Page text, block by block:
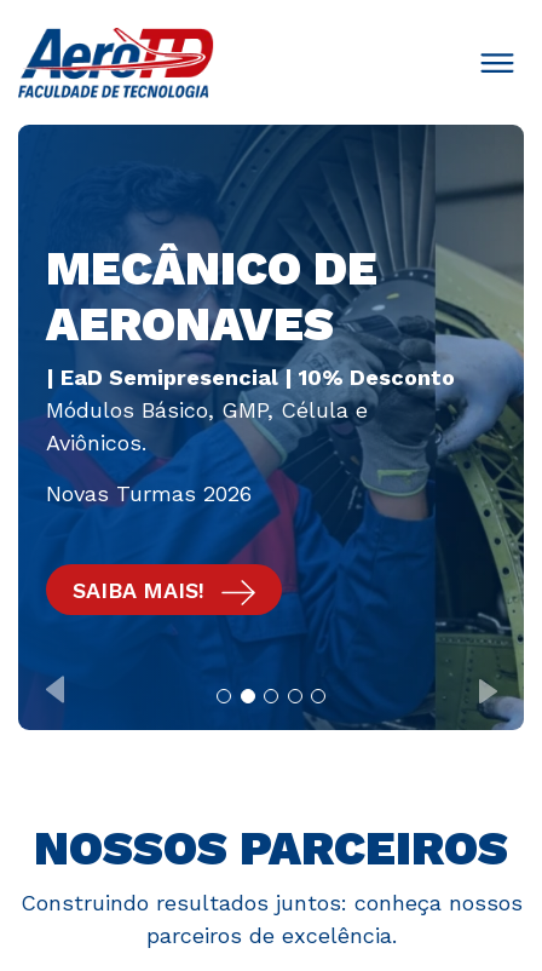
MECÂNICO DE
AERONAVES
| EaD Semipresencial | 10% Desconto
Módulos Básico, GMP, Célula e
Aviônicos.
Novas Turmas 2026
SAIBA MAIS!
NOSSOS PARCEIROS
Construindo resultados juntos: conheça nossos
parceiros de excelência.